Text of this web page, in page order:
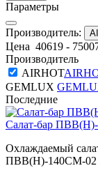
Параметры
Производитель:
Цена 40619 -
Производитель
AIRHOT
GEMLUX
Последние
Салат-бар
Охлаждаемый
ПВВ(Н)-140СМ-02